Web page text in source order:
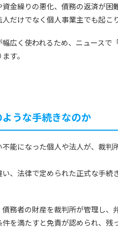
金繰りの悪化、債務の返済が
だけでなく個人事業主でも起こ
広く使われるため、ニュース
す。
うな手続きなのか
能になった個人や法人が、裁
、法律で定められた正式な手
務者の財産を裁判所が管理し、
を満たすと免責が認められ、